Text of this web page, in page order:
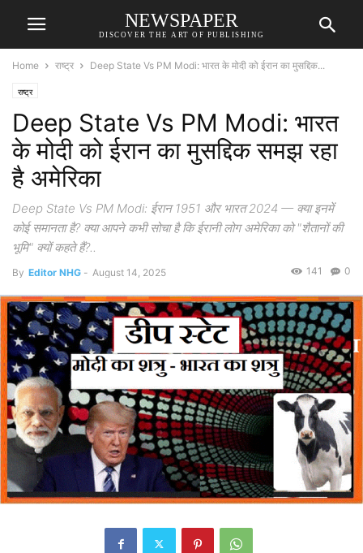
NEWSPAPER
DISCOVER THE ART OF PUBLISHING
Home राष्ट्र Deep State Vs PM Modi: भारत के मोदी को ईरान का मुसद्दिक...
राष्ट्र
Deep State Vs PM Modi: भारत
के मोदी को ईरान का मुसद्दिक समझ रहा
है अमेरिका
Deep State Vs PM Modi: ईरान 1951 और भारत 2024 — क्या इनमें
कोई समानता है? क्या आपने कभी सोचा है कि ईरानी लोग अमेरिका को "शैतानों की
भूमि" क्यों कहते हैं?..
By Editor NHG - August 14, 2025 0
141